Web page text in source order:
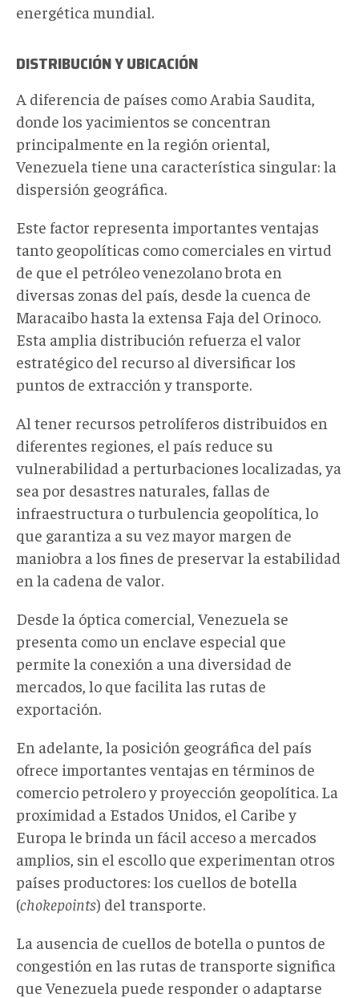
energética mundial.
DISTRIBUCIÓN Y UBICACIÓN
A diferencia de países como Arabia Saudita,
donde los yacimientos se concentran
principalmente en la región oriental,
Venezuela tiene una característica singular: la
dispersión geográfica.
Este factor representa importantes ventajas
tanto geopolíticas como comerciales en virtud
de que el petróleo venezolano brota en
diversas zonas del país, desde la cuenca de
Maracaibo hasta la extensa Faja del Orinoco.
Esta amplia distribución refuerza el valor
estratégico del recurso al diversificar los
puntos de extracción y transporte.
Al tener recursos petrolíferos distribuidos en
diferentes regiones, el país reduce su
vulnerabilidad a perturbaciones localizadas, ya
sea por desastres naturales, fallas de
infraestructura o turbulencia geopolítica, lo
que garantiza a su vez mayor margen de
maniobra a los fines de preservar la estabilidad
en la cadena de valor.
Desde la óptica comercial, Venezuela se
presenta como un enclave especial que
permite la conexión a una diversidad de
mercados, lo que facilita las rutas de
exportación.
En adelante, la posición geográfica del país
ofrece importantes ventajas en términos de
comercio petrolero y proyección geopolítica. La
proximidad a Estados Unidos, el Caribe y
Europa le brinda un fácil acceso a mercados
amplios, sin el escollo que experimentan otros
países productores: los cuellos de botella
(chokepoints) del transporte.
La ausencia de cuellos de botella o puntos de
congestión en las rutas de transporte significa
que Venezuela puede responder o adaptarse